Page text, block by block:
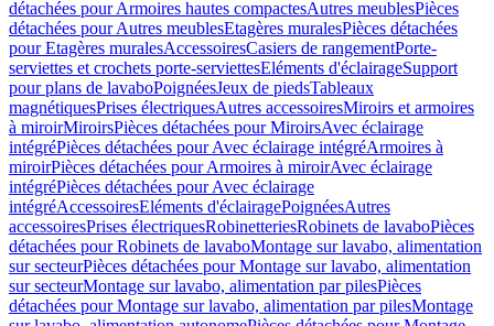
détachées pour Armoires hautes compactesAutres meublesPièces
détachées pour Autres meublesEtagères muralesPièces détachées
pour Etagères muralesAccessoiresCasiers de rangementPorte-
serviettes et crochets porte-serviettesEléments d'éclairageSupport
pour plans de lavaboPoignéesJeux de piedsTableaux
magnétiquesPrises électriquesAutres accessoiresMiroirs et armoires
à miroirMiroirsPièces détachées pour MiroirsAvec éclairage
intégréPièces détachées pour Avec éclairage intégréArmoires à
miroirPièces détachées pour Armoires à miroirAvec éclairage
intégréPièces détachées pour Avec éclairage
intégréAccessoiresEléments d'éclairagePoignéesAutres
accessoiresPrises électriquesRobinetteriesRobinets de lavaboPièces
détachées pour Robinets de lavaboMontage sur lavabo, alimentation
sur secteurPièces détachées pour Montage sur lavabo, alimentation
sur secteurMontage sur lavabo, alimentation par pilesPièces
détachées pour Montage sur lavabo, alimentation par pilesMontage